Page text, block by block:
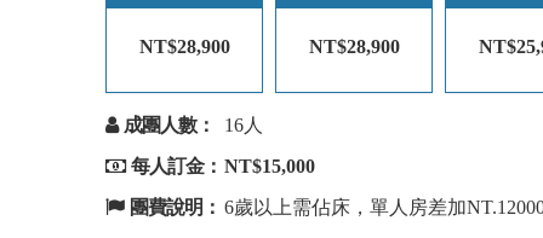
NT$28,900 NT$28,900
成團人數：
16人
每人訂金： NT$15,000
團費說明： 6歲以上需佔床，單人房差加